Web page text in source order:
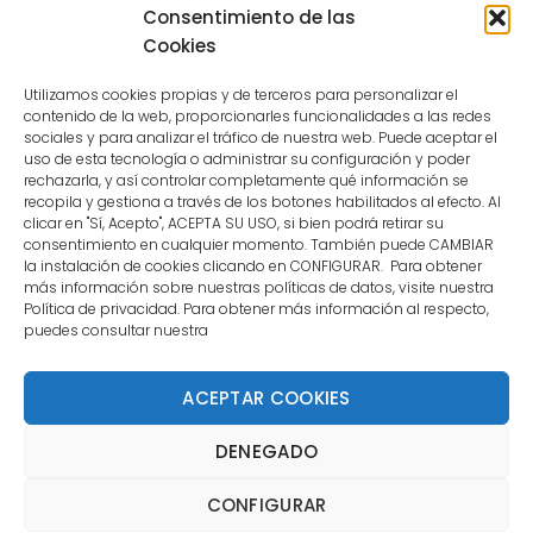
Consentimiento de las
Cookies
Utilizamos cookies propias y de terceros para personalizar el
contenido de la web, proporcionarles funcionalidades a las redes
sociales y para analizar el tráfico de nuestra web. Puede aceptar el
uso de esta tecnología o administrar su configuración y poder
rechazarla, y así controlar completamente qué información se
recopila y gestiona a través de los botones habilitados al efecto. Al
clicar en "Sí, Acepto", ACEPTA SU USO, si bien podrá retirar su
consentimiento en cualquier momento. También puede CAMBIAR
la instalación de cookies clicando en CONFIGURAR. Para obtener
más información sobre nuestras políticas de datos, visite nuestra
Política de privacidad. Para obtener más información al respecto,
puedes consultar nuestra
ACEPTAR COOKIES
DENEGADO
CONFIGURAR
CONTACTO
MENÚ PRINCIPAL
MI CUENTA
DOCUMENTACIÓN
reservados. | La Mejor Tienda de Dardos y Dianas de